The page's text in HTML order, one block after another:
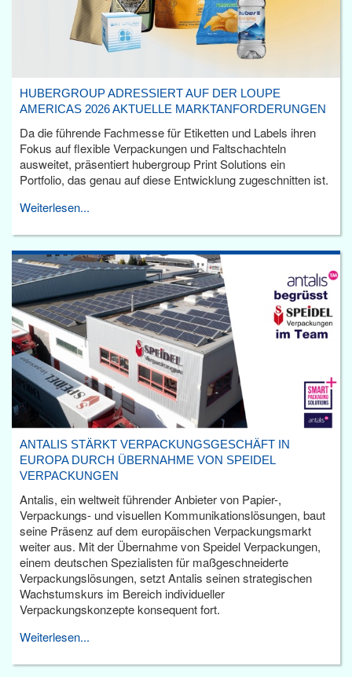
HUBERGROUP ADRESSIERT AUF DER LOUPE
AMERICAS 2026 AKTUELLE MARKTANFORDERUNGEN
Da die führende Fachmesse für Etiketten und Labels ihren
Fokus auf flexible Verpackungen und Faltschachteln
ausweitet, präsentiert hubergroup Print Solutions ein
Portfolio, das genau auf diese Entwicklung zugeschnitten ist.
Weiterlesen...
ANTALIS STÄRKT VERPACKUNGSGESCHÄFT IN
EUROPA DURCH ÜBERNAHME VON SPEIDEL
VERPACKUNGEN
Antalis, ein weltweit führender Anbieter von Papier-,
Verpackungs- und visuellen Kommunikationslösungen, baut
seine Präsenz auf dem europäischen Verpackungsmarkt
weiter aus. Mit der Übernahme von Speidel Verpackungen,
einem deutschen Spezialisten für maßgeschneiderte
Verpackungslösungen, setzt Antalis seinen strategischen
Wachstumskurs im Bereich individueller
Verpackungskonzepte konsequent fort.
Weiterlesen...